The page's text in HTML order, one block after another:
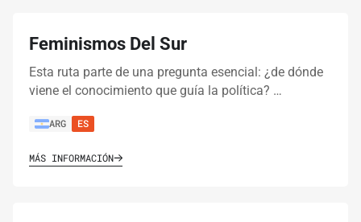
IMPRIMIR RUTA DE APRENDIZAJE
Feminismos Del Sur
Esta ruta parte de una pregunta esencial: ¿de dónde
viene el conocimiento que guía la política? …
ARG ES
MÁS INFORMACIÓN